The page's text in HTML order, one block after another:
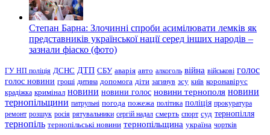
Степан Барна: Злочинні спроби асимілювати лемків як
представників української нації серед інших народів –
зазнали фіаско (фото)
ГУ НП поліція ДСНС ДТП СБУ аварія авто алкоголь війна військові голос
голос новини гроші дитина допомога діти загинув зсу київ коронавірус
крадіжка кримінал новини новини голос новини тернополя новини
тернопільщини патрульні погода пожежа політика поліція прокуратура
ремонт розшук росія рятувальники сергій надал смерть спорт суд тернопілля
тернопіль тернопільські новини тернопільщина україна чортків